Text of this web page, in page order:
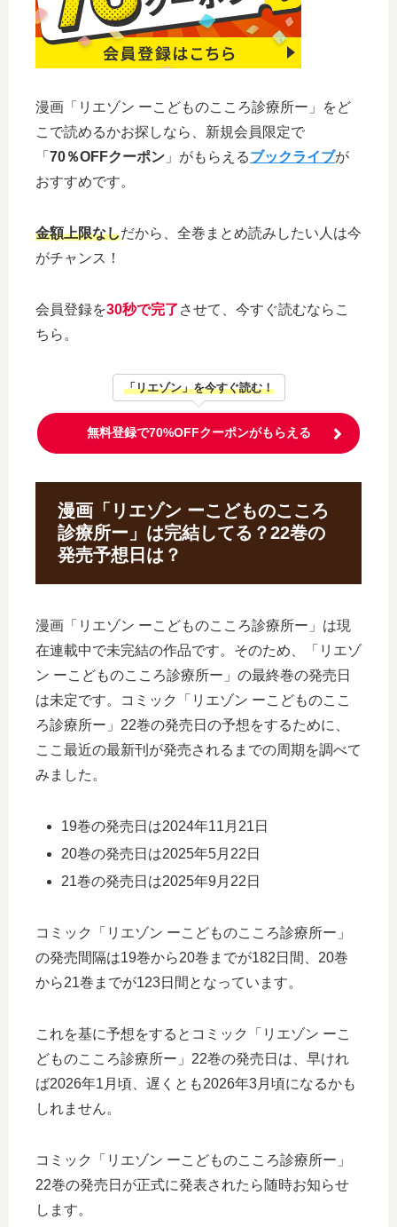
漫画「リエゾン ーこどものこころ診療所ー」をど
こで読めるかお探しなら、新規会員限定で
「 70％OFFクーポン 」がもらえるブックライブが
おすすめです。
金額上限なしだから、全巻まとめ読みしたい人は今
がチャンス！
会員登録を30秒で完了させて、今すぐ読むならこ
ちら。
「リエゾン」を今すぐ読む！
無料登録で70%OFFクーポンがもらえる
漫画「リエゾン ーこどものこころ
診療所ー」は完結してる？22巻の
発売予想日は？
漫画「リエゾン ーこどものこころ診療所ー」は現
在連載中で未完結の作品です。そのため、「リエゾ
ン ーこどものこころ診療所ー」の最終巻の発売日
は未定です。コミック「リエゾン ーこどものここ
ろ診療所ー」22巻の発売日の予想をするために、
ここ最近の最新刊が発売されるまでの周期を調べて
みました。
19巻の発売日は2024年11月21日
20巻の発売日は2025年5月22日
21巻の発売日は2025年9月22日
コミック「リエゾン ーこどものこころ診療所ー」
の発売間隔は19巻から20巻までが182日間、20巻
から21巻までが123日間となっています。
これを基に予想をするとコミック「リエゾン ーこ
どものこころ診療所ー」22巻の発売日は、早けれ
ば2026年1月頃、遅くとも2026年3月頃になるかも
しれません。
コミック「リエゾン ーこどものこころ診療所ー」
22巻の発売日が正式に発表されたら随時お知らせ
します。